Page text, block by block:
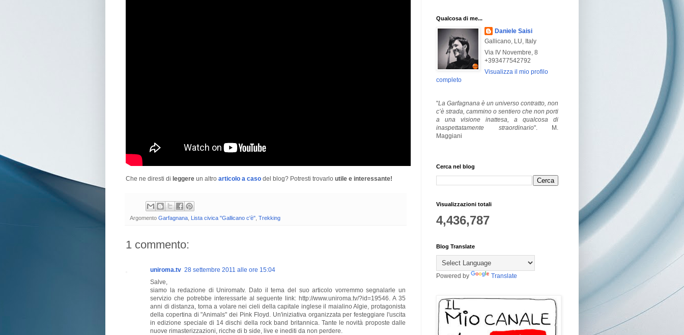
Che ne diresti di leggere un altro articolo a caso del blog? Potresti trovarlo utile e interessante!
Argomento Garfagnana Lista civica "Gallicano c'è" Trekking
1 commento:
uniroma.tv 28 settembre 2011 alle ore 15:04
Salve,
siamo la redazione di Uniromatv. Dato il tema del suo articolo vorremmo segnalarle un
servizio che potrebbe interessarle al seguente link: http://www.uniroma.tv/?id=19546. A 35
anni di distanza, torna a volare nei cieli della capitale inglese il maialino Algie, protagonista
della copertina di "Animals" dei Pink Floyd. Un'iniziativa organizzata per festeggiare l'uscita
in edizione speciale di 14 dischi della rock band britannica. Tante le novità proposte dalle
nuove rimasterizzazioni, ricche di b side, live e inediti da non perdere.
Qualcosa di me...
Daniele Saisi
Gallicano, LU, Italy
Via IV Novembre, 8
+393477542792
Visualizza il mio profilo
completo
"La Garfagnana è un universo contratto, non
c’è strada, cammino o sentiero che non porti
a una visione inattesa, a qualcosa di
inaspettatamente straordinario". M.
Maggiani
Cerca nel blog
Visualizzazioni totali
4,436,787
Blog Translate
Powered by Translate